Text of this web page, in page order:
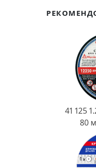
Ковш
Огнеупорная SiC
41 125
80